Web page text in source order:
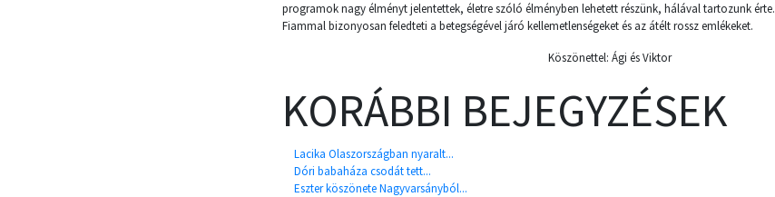
programok nagy élményt jelentettek, életre szóló élményben lehetett részünk, hálával tartozunk érte.
Fiammal bizonyosan feledteti a betegségével járó kellemetlenségeket és az átélt rossz emlékeket.
Köszönettel: Ági és Viktor
KORÁBBI BEJEGYZÉSEK
Lacika Olaszországban nyaralt...
Dóri babaháza csodát tett...
Eszter köszönete Nagyvarsányból...